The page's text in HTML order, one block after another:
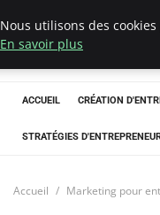
LECFCM
ACCUEIL CRÉATION
STRATÉGIES
Accueil Marketing pour
Nous utilisons des
En savoir plus